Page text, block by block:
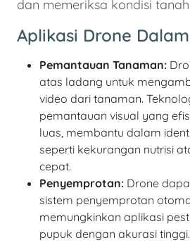
dan memeriksa kondisi
Aplikasi Drone
Pemantauan Tanaman:
atas ladang untuk
video dari tanaman.
pemantauan visual yang
luas, membantu dalam
seperti kekurangan nutrisi
cepat.
Penyemprotan: Drone
sistem penyemprotan
memungkinkan aplikasi
pupuk dengan akurasi